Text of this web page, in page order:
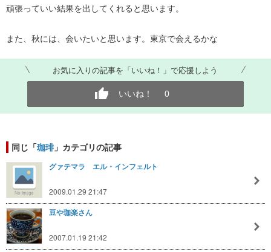
頑張っていい結果を出してくれると思います。
また、秋には、会いたいと思います。東京で会えるかな
お気に入りの記事を「いいね！」で応援しよう
いいね！ 0
同じ「珈琲 」カテゴリの記事
グァテマラ エル・インフェルト
2009.01.29 21:47
豆や珈楽さん
2007.01.19 21:42